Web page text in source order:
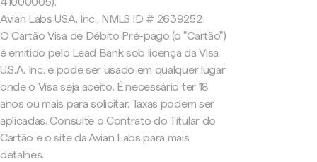
Avian Labs USA, Inc., NMLS ID # 2639252
O Cartão Visa de Débito Pré-pago (o "Cartão")
é emitido pelo Lead Bank sob licença da Visa
U.S.A. Inc. e pode ser usado em qualquer lugar
onde o Visa seja aceito. É necessário ter 18
anos ou mais para solicitar. Taxas podem ser
aplicadas. Consulte o Contrato do Titular do
Cartão e o site da Avian Labs para mais
detalhes.